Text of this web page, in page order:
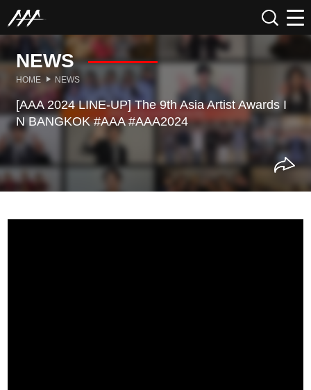
NEWS
HOME NEWS
[AAA 2024 LINE-UP] The 9th Asia Artist Awards I
N BANGKOK #AAA #AAA2024